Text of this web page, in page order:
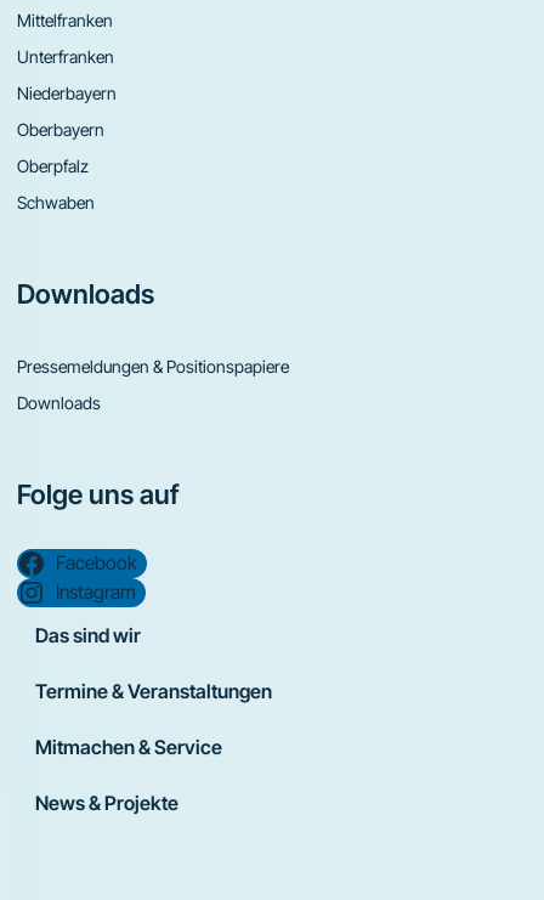
Mittelfranken
Unterfranken
Niederbayern
Oberbayern
Oberpfalz
Schwaben
Downloads
Pressemeldungen & Positionspapiere
Downloads
Folge uns auf
Facebook
Instagram
Das sind wir
Termine & Veranstaltungen
Mitmachen & Service
News & Projekte